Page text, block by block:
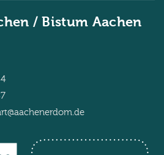
/ Bistum Aachen